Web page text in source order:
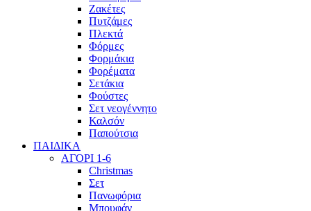
Ζακέτες
Πυτζάμες
Πλεκτά
Φόρμες
Φορμάκια
Φορέματα
Σετάκια
Φούστες
Σετ νεογέννητο
Καλσόν
Παπούτσια
ΠΑΙΔΙΚΑ
ΑΓΟΡΙ 1-6
Christmas
Σετ
Πανωφόρια
Μπουφάν